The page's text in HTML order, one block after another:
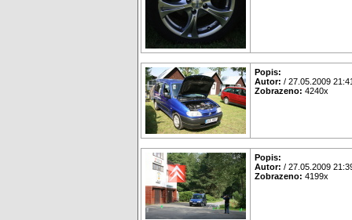
Popis:
Autor: / 27.05.2009
Zobrazeno: 4240x
Popis:
Autor: / 27.05.2009
Zobrazeno: 4199x